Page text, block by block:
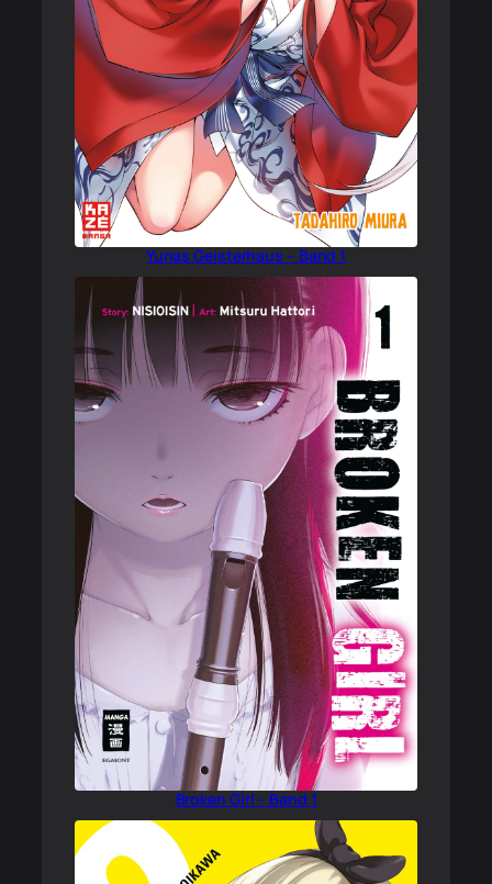
Yunas Geisterhaus – Band 1
Broken Girl – Band 1